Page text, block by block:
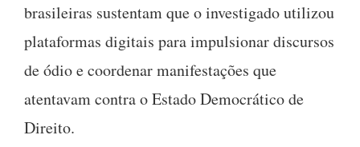
brasileiras sustentam que o investigado utilizou
plataformas digitais para impulsionar discursos
de ódio e coordenar manifestações que
atentavam contra o Estado Democrático de
Direito.